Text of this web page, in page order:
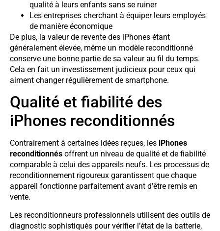
qualité à leurs enfants sans se ruiner
Les entreprises cherchant à équiper leurs employés
de manière économique
De plus, la valeur de revente des iPhones étant
généralement élevée, même un modèle reconditionné
conserve une bonne partie de sa valeur au fil du temps.
Cela en fait un investissement judicieux pour ceux qui
aiment changer régulièrement de smartphone.
Qualité et fiabilité des
iPhones reconditionnés
Contrairement à certaines idées reçues, les iPhones
reconditionnés offrent un niveau de qualité et de fiabilité
comparable à celui des appareils neufs. Les processus de
reconditionnement rigoureux garantissent que chaque
appareil fonctionne parfaitement avant d’être remis en
vente.
Les reconditionneurs professionnels utilisent des outils de
diagnostic sophistiqués pour vérifier l’état de la batterie,